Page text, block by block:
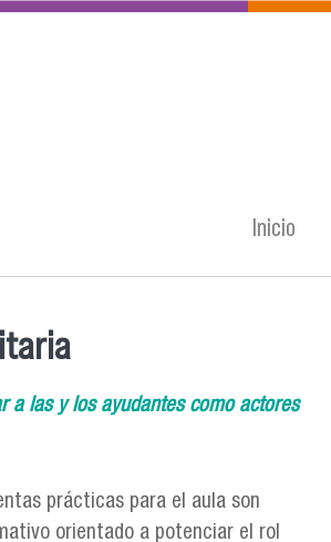
Inicio
a las y los ayudantes como actores
prácticas para el aula son
orientado a potenciar el rol